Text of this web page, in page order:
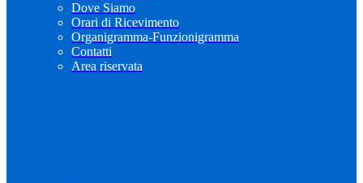
Dove Siamo
Orari di Ricevimento
Organigramma-Funzionigramma
Contatti
Area riservata